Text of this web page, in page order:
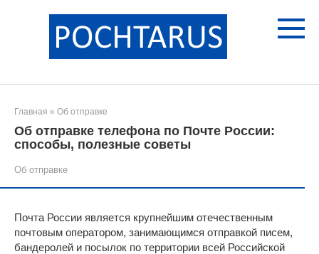
Главная » Об отправке
Об отправке телефона по Почте России:
способы, полезные советы
Об отправке
Почта России является крупнейшим отечественным
почтовым оператором, занимающимся отправкой писем,
бандеролей и посылок по территории всей Российской